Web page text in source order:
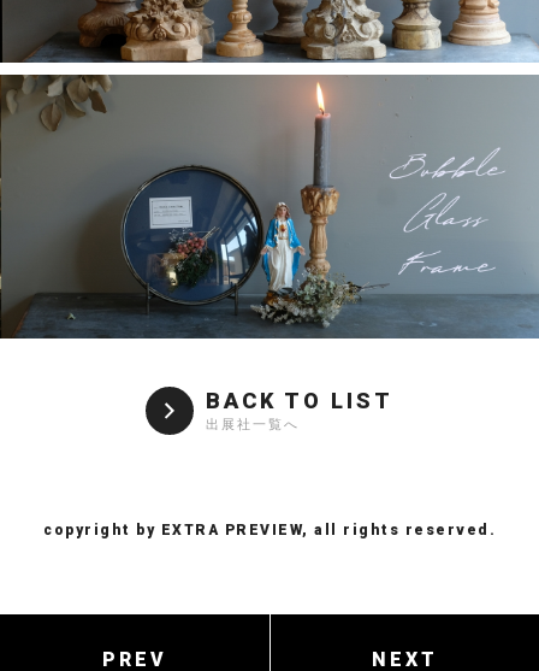
NEXT
PREV
BACK TO LIST
出展社一覧へ
copyright by EXTRA PREVIEW, all rights reserved.